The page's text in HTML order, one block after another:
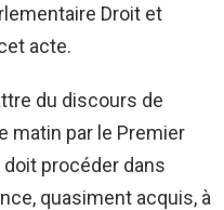
Droit et
acte.
du discours de
matin par le Premier
procéder dans
quasiment acquis, à